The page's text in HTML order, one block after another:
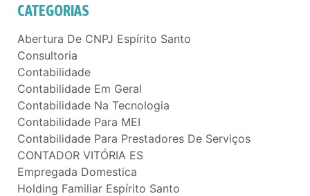
CATEGORIAS
Abertura De CNPJ Espírito Santo
Consultoria
Contabilidade
Contabilidade Em Geral
Contabilidade Na Tecnologia
Contabilidade Para MEI
Contabilidade Para Prestadores De Serviços
CONTADOR VITÓRIA ES
Empregada Domestica
Holding Familiar Espírito Santo